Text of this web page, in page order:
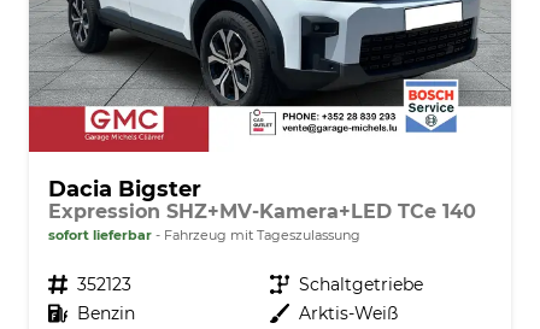
Dacia Bigster
Expression SHZ+MV-Kamera+LED TCe 140
sofort lieferbar Fahrzeug mit Tageszulassung
Fahrzeugnr. 352123 Getriebe Schaltgetriebe
Kraftstoff Benzin Außenfarbe Arktis-Weiß